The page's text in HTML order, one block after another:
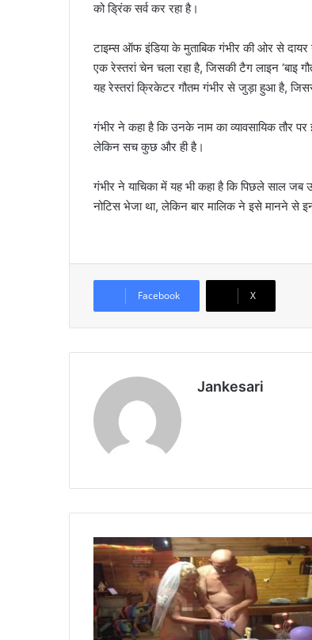
को ड्रिंक सर्व कर रहा है।
टाइम्स ऑफ इंडिया के मुताबिक गंभीर की ओर से दायर
एक रेस्तरां चेन चला रहा है, जिसकी टैग लाइन ‘बाइ
यह रेस्तरां क्रिकेटर गौतम गंभीर से जुड़ा हुआ है,
गंभीर ने कहा है कि उनके नाम का व्यावसायिक तौर
लेकिन सच कुछ और ही है।
गंभीर ने याचिका में यह भी कहा है कि पिछले साल जब
नोटिस भेजा था, लेकिन बार मालिक ने इसे मानने से
Facebook X
Jankesari
इ
स
दी
में
दू